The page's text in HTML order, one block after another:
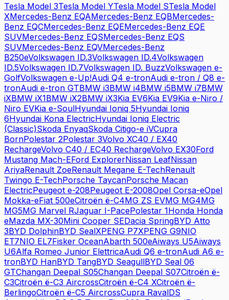
Tesla Model 3Tesla Model YTesla Model STesla Model
XMercedes-Benz EQAMercedes-Benz EQBMercedes-
Benz EQCMercedes-Benz EQEMercedes-Benz EQE
SUVMercedes-Benz EQSMercedes-Benz EQS
SUVMercedes-Benz EQVMercedes-Benz
B250eVolkswagen ID.3Volkswagen ID.4Volkswagen
ID.5Volkswagen ID.7Volkswagen ID. BuzzVolkswagen e-
GolfVolkswagen e-Up!Audi Q4 e-tronAudi e-tron / Q8 e-
tronAudi e-tron GTBMW i3BMW i4BMW i5BMW i7BMW
iXBMW iX1BMW iX2BMW iX3Kia EV6Kia EV9Kia e-Niro /
Niro EVKia e-SoulHyundai Ioniq 5Hyundai Ioniq
6Hyundai Kona ElectricHyundai Ioniq Electric
(Classic)Skoda EnyaqSkoda Citigo-e iVCupra
BornPolestar 2Polestar 3Volvo XC40 / EX40
RechargeVolvo C40 / EC40 RechargeVolvo EX30Ford
Mustang Mach-EFord ExplorerNissan LeafNissan
AriyaRenault ZoeRenault Megane E-TechRenault
Twingo E-TechPorsche TaycanPorsche Macan
ElectricPeugeot e-208Peugeot E-2008Opel Corsa-eOpel
Mokka-eFiat 500eCitroën ë-C4MG ZS EVMG MG4MG
MG5MG Marvel RJaguar I-PacePolestar 1Honda Honda
eMazda MX-30Mini Cooper SEDacia SpringBYD Atto
3BYD DolphinBYD SealXPENG P7XPENG G9NIO
ET7NIO EL7Fisker OceanAbarth 500eAiways U5Aiways
U6Alfa Romeo Junior ElettricaAudi Q6 e-tronAudi A6 e-
tronBYD HanBYD TangBYD SeagullBYD Seal 06
GTChangan Deepal S05Changan Deepal S07Citroën ë-
C3Citroën ë-C3 AircrossCitroën ë-C4 XCitroën ë-
BerlingoCitroën ë-C5 AircrossCupra RavalDS